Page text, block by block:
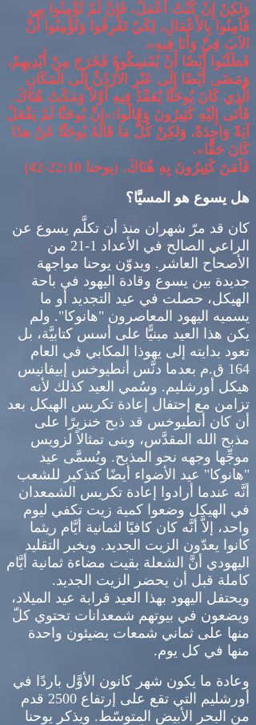
وَلكِنْ إِنْ كُنْتُ أَعْمَلُ، فَإِنْ لَمْ تُؤْمِنُوا بِي
فَآمِنُوا بِالأَعْمَالِ، لِكَيْ تَعْرِفُوا وَتُؤْمِنُوا أَنَّ
الآبَ فِيَّ وَأَنَا فِيهِ».
فَطَلَبُوا أَيْضًا أَنْ يُمْسِكُوهُ فَخَرَجَ مِنْ أَيْدِيهِمْ،
وَمَضَى أَيْضًا إِلَى عَبْرِ الأُرْدُنِّ إِلَى الْمَكَانِ
الَّذِي كَانَ يُوحَنَّا يُعَمِّدُ فِيهِ أَوَّلاً وَمَكَثَ هُنَاكَ.
فَأَتَى إِلَيْهِ كَثِيرُونَ وَقَالُوا :« إِنَّ يُوحَنَّا لَمْ يَفْعَلْ
آيَةً وَاحِدَةً، وَلكِنْ كُلُّ مَا قَالَهُ يُوحَنَّا عَنْ هذَا
كَانَ حَقًّا».
فَآمَنَ كَثِيرُونَ بِهِ هُنَاكَ. (يوحنا 22:10-42)
هل يسوع هو المسيَّا؟
كان قد مرّ شهران منذ أن تكلَّم يسوع عن
الراعي الصالح في الأعداد 1-21
من
الأصحاح العاشر . ويدوّن يوحنا مواجهة
جديدة بين يسوع وقادة اليهود في باحة
الهيكل، حصلت في عيد التجديد أو ما
يسميه اليهود المعاصرون "هانوكا". ولم
يكن هذا العيد مبنيًّا على أسس كتابيَّة، بل
تعود بدايته إلى يهوذا المكابي في العام
164 ق.م بعدما دنَّس أنطيوخس إبيفانيس
هيكل أورشليم. وسُمي العيد كذلك لأنه
تزامن مع إحتفال إعادة تكريس الهيكل بعد
أن كان أنطيوخس قد ذبح خنزيرًا على
مذبح الله المقدَّس، وبنى تمثالاً لزويس
موجِّها وجهه نحو المذبح. ويُسمَّى عيد
"هانوكا" عيد الأضواء أيضًا كتذكير للشعب
أنَّه عندما أرادوا إعادة تكريس الشمعدان
في الهيكل وضعوا كمية زيت تكفي ليوم
واحد، إلاَّ أنَّه كان كافيًا لثمانية أيَّام ريثما
كانوا يعدّون الزيت الجديد. ويخبر التقليد
اليهودي أنَّ الشعلة بقيت مضاءة ثمانية أيَّام
كاملة قبل أن يحضر الزيت الجديد.
ويحتفل اليهود بهذا العيد قرابة عيد الميلاد،
ويضعون في بيوتهم شمعدانات تحتوي كلّ
منها على ثماني شمعات يضيئون واحدة
منها في كل يوم.
وعادة ما يكون شهر كانون الأوَّل باردًا في
أورشليم التي تقع على إرتفاع 2500 قدم
من البحر الأبيض المتوسّط. ويذكر يوحنا